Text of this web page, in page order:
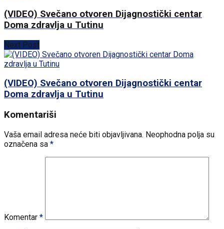
(VIDEO) Svečano otvoren Dijagnostički centar
Doma zdravlja u Tutinu
Next Post
(VIDEO) Svečano otvoren Dijagnostički centar
Doma zdravlja u Tutinu
Komentariši
Vaša email adresa neće biti objavljivana. Neophodna polja su
označena sa *
Komentar *